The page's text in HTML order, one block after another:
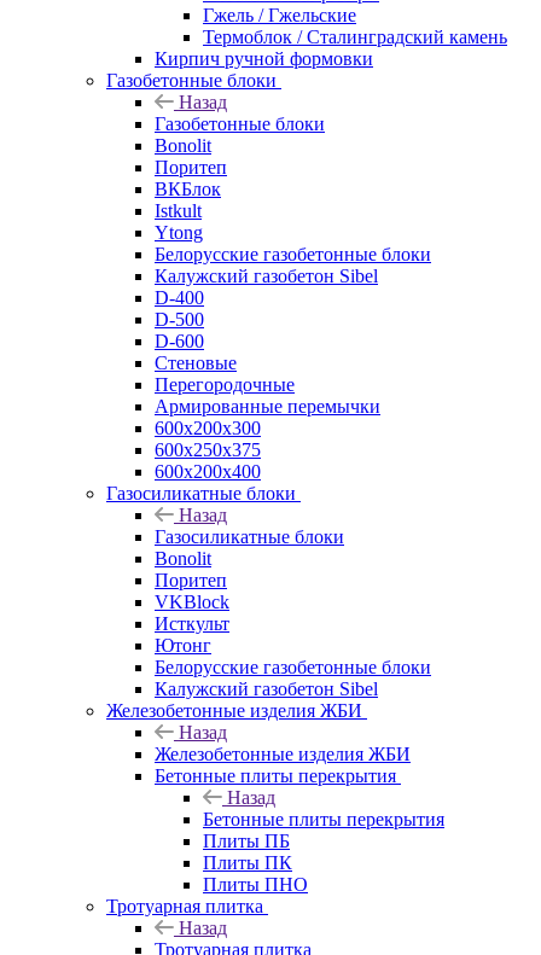
Гжель / Гжельские
Термоблок / Сталинградский камень
Кирпич ручной формовки
Газобетонные блоки
Назад
Газобетонные блоки
Bonolit
Поритеп
ВКБлок
Istkult
Ytong
Белорусские газобетонные блоки
Калужский газобетон Sibel
D-400
D-500
D-600
Стеновые
Перегородочные
Армированные перемычки
600х200х300
600х250х375
600х200х400
Газосиликатные блоки
Назад
Газосиликатные блоки
Bonolit
Поритеп
VKBlock
Исткульт
Ютонг
Белорусские газобетонные блоки
Калужский газобетон Sibel
Железобетонные изделия ЖБИ
Назад
Железобетонные изделия ЖБИ
Бетонные плиты перекрытия
Назад
Бетонные плиты перекрытия
Плиты ПБ
Плиты ПК
Плиты ПНО
Тротуарная плитка
Назад
Тротуарная плитка